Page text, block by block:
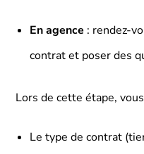
En agence : rendez-
contrat et poser des
Lors de cette étape,
Le type de contrat